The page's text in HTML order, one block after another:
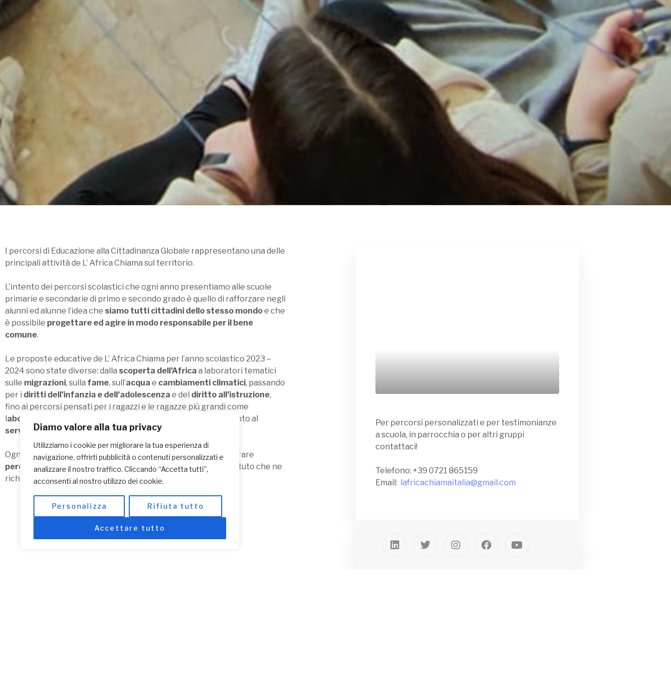
Diamo valore alla tua privacy
Utilizziamo i cookie per migliorare la tua esperienza di
navigazione, offrirti pubblicità o contenuti personalizzati e
analizzare il nostro traffico. Cliccando “Accetta tutti”,
acconsenti al nostro utilizzo dei cookie.
Personalizza Rifiuta tutto
Accettare tutto
I percorsi di Educazione alla Cittadinanza Globale rappresentano una delle
principali attività de L’ Africa Chiama sul territorio.
L’intento dei percorsi scolastici che ogni anno presentiamo alle scuole
primarie e secondarie di primo e secondo grado è quello di rafforzare negli
alunni ed alunne l’idea che siamo tutti cittadini dello stesso mondoe che
è possibile progettare ed agire in modo responsabile per il bene
comune.
Le proposte educative de L’ Africa Chiama per l’anno scolastico 2023 –
2024 sono state diverse: dalla scoperta dell’Africa a laboratori tematici
sulle migrazioni, sulla fame, sull’acqua e cambiamenti climatici, passando
per i diritti dell’infanzia e dell’adolescenza e del diritto all’istruzione,
fino ai percorsi pensati per i ragazzi e le ragazze più grandi come
aboratori sulla cooperazione internazionale
e di orientamento al
servizio civile universale.
Ogni anno L’Africa Chiama può valutare la possibilità di strutturare
percorsiad hocconcordati con le esigenze di ogni singolo istituto che ne
richieda con anticipo la realizzazione.
Per percorsi personalizzati e per testimonianze
a scuola, in parrocchia o per altri gruppi
contattaci!
Telefono: +39 0721 865159
Email: lafricachiamaitalia@gmail.com